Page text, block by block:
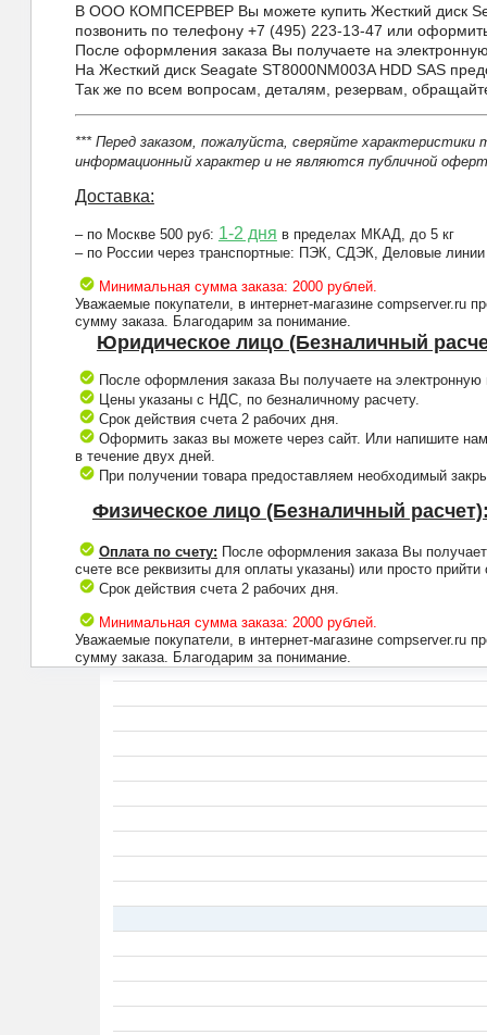
В ООО КОМПСЕРВЕР Вы можете купить Жесткий диск
позвонить по телефону +7 (495) 223-13-47 или оформить
После оформления заказа Вы получаете на
На Жесткий диск Seagate ST8000NM003A HDD SAS
Так же по всем вопросам, деталям, резервам,
*** Перед заказом, пожалуйста, сверяйте характеристики
информационный характер и не являются публичной
Доставка:
– по Москве 500 руб: 1-2 дня в пределах МКАД, до 5 кг
– по России через транспортные: ПЭК, СДЭК, Деловые линии
Минимальная сумма заказа: 2000 рублей.
Уважаемые покупатели, в интернет-магазине compserver.ru
сумму заказа. Благодарим за понимание.
Юридическое лицо (Безналичный
После оформления заказа Вы получаете на электронную
Цены указаны с НДС, по безналичному расчету.
Срок действия счета 2 рабочих дня.
Оформить заказ вы можете через сайт. Или напишите
в течение двух дней.
При получении товара предоставляем необходимый
Физическое лицо (Безналичный
Оплата по счету: После оформления заказа Вы
счете все реквизиты для оплаты указаны) или просто
Срок действия счета 2 рабочих дня.
Минимальная сумма заказа: 2000 рублей.
Уважаемые покупатели, в интернет-магазине compserver.ru
сумму заказа. Благодарим за понимание.